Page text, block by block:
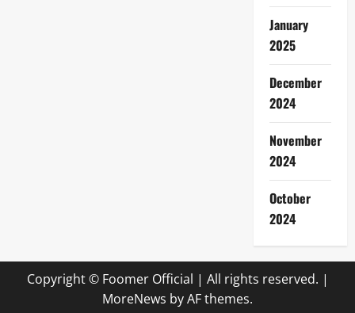
January
2025
December
2024
November
2024
October
2024
Copyright © Foomer Official | All rights reserved. |
MoreNews by AF themes.